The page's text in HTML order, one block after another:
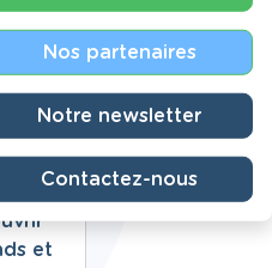
et
Nos partenaires
Notre newsletter
Contactez-nous